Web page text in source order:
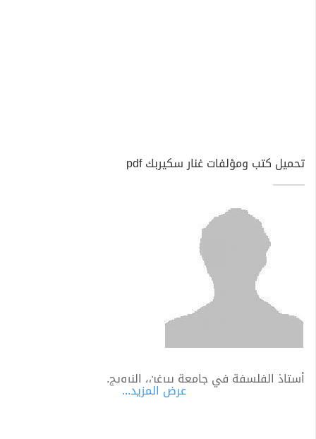
تحميل كتب ومؤلفات غنار سكيربك pdf
أستاذ الفلسفة في جامعة بيرغن، النرويج.
عرض المزيد...